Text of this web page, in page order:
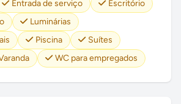
Entrada de serviço
Escritório
Luminárias
Piscina
Suítes
WC para empregados